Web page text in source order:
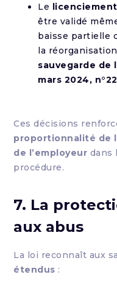
Le
être validé
baisse partielle
la
sauvegarde
mars 2024,
Ces décisions
proportionnalité de
de l’employeur dans
procédure.
7. La
aux abus
La loi reconnaît aux
étendus :